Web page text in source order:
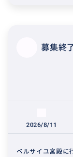
募集終
2026/8/11
ベルサイユ宮殿に